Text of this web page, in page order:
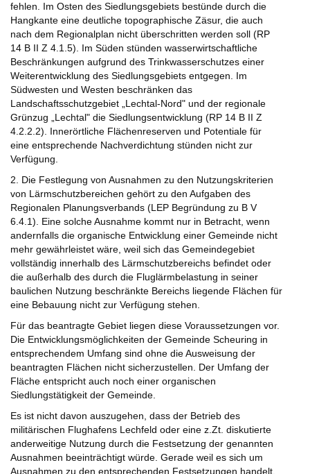
fehlen. Im Osten des Siedlungsgebiets bestünde durch die
Hangkante eine deutliche topographische Zäsur, die auch
nach dem Regionalplan nicht überschritten werden soll (RP
14 B II Z 4.1.5). Im Süden stünden wasserwirtschaftliche
Beschränkungen aufgrund des Trinkwasserschutzes einer
Weiterentwicklung des Siedlungsgebiets entgegen. Im
Südwesten und Westen beschränken das
Landschaftsschutzgebiet „Lechtal-Nord" und der regionale
Grünzug „Lechtal" die Siedlungsentwicklung (RP 14 B II Z
4.2.2.2). Innerörtliche Flächenreserven und Potentiale für
eine entsprechende Nachverdichtung stünden nicht zur
Verfügung.
2. Die Festlegung von Ausnahmen zu den Nutzungskriterien
von Lärmschutzbereichen gehört zu den Aufgaben des
Regionalen Planungsverbands (LEP Begründung zu B V
6.4.1). Eine solche Ausnahme kommt nur in Betracht, wenn
andernfalls die organische Entwicklung einer Gemeinde nicht
mehr gewährleistet wäre, weil sich das Gemeindegebiet
vollständig innerhalb des Lärmschutzbereichs befindet oder
die außerhalb des durch die Fluglärmbelastung in seiner
baulichen Nutzung beschränkte Bereichs liegende Flächen für
eine Bebauung nicht zur Verfügung stehen.
Für das beantragte Gebiet liegen diese Voraussetzungen vor.
Die Entwicklungsmöglichkeiten der Gemeinde Scheuring in
entsprechendem Umfang sind ohne die Ausweisung der
beantragten Flächen nicht sicherzustellen. Der Umfang der
Fläche entspricht auch noch einer organischen
Siedlungstätigkeit der Gemeinde.
Es ist nicht davon auszugehen, dass der Betrieb des
militärischen Flughafens Lechfeld oder eine z.Zt. diskutierte
anderweitige Nutzung durch die Festsetzung der genannten
Ausnahmen beeinträchtigt würde. Gerade weil es sich um
Ausnahmen zu den entsprechenden Festsetzungen handelt,